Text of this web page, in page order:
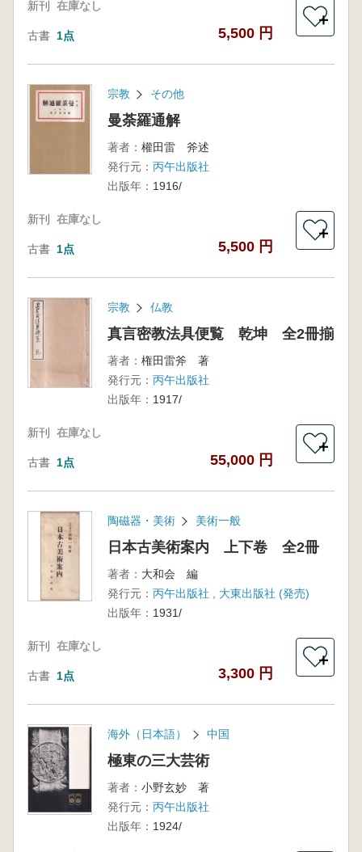
新刊 在庫なし
古書 1点 5,500 円
＋
宗教 その他
曼荼羅通解
著者： 權田雷 斧述
発行元： 丙午出版社
出版年： 1916/
新刊 在庫なし
古書 1点 5,500 円
＋
宗教 仏教
真言密教法具便覧 乾坤 全2冊揃
著者： 権田雷斧 著
発行元： 丙午出版社
出版年： 1917/
新刊 在庫なし
古書 1点 55,000 円
＋
陶磁器・美術 美術一般
日本古美術案内 上下卷 全2冊
著者： 大和会 編
発行元： 丙午出版社 , 大東出版社 (発売)
出版年： 1931/
新刊 在庫なし
古書 1点 3,300 円
＋
海外（日本語） 中国
極東の三大芸術
著者： 小野玄妙 著
発行元： 丙午出版社
出版年： 1924/